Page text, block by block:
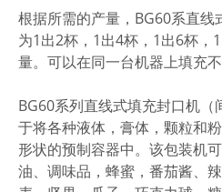
根据所需的产量，BG60系直
为1出2杯，1出4杯，1出6杯，
量。可以在同一台机器上填充不
BG60系列直线式填充封口机
于将各种液体，膏体，颗粒和
形状的预制容器中。该包装机
油、调味品，蜂蜜，番茄酱、